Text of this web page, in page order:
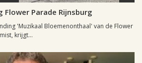
Parade Rijnsburg
'Muzikaal Bloemenonthaal' van de Flower
krijgt...